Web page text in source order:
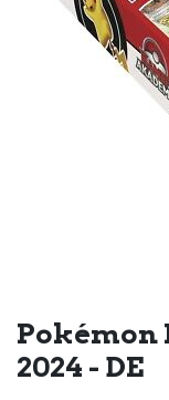
Pokémon
2024 - DE